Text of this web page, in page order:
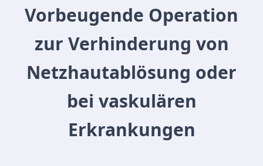
Vorbeugende Operation
zur Verhinderung von
Netzhautablösung oder
bei vaskulären
Erkrankungen